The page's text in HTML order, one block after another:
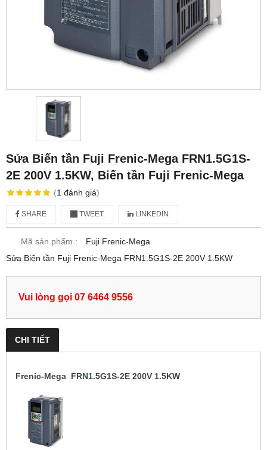
Sửa Biến tần Fuji Frenic-Mega FRN1.5G1S-
2E 200V 1.5KW, Biến tần Fuji Frenic-Mega
(1 đánh giá)
SHARE TWEET LINKEDIN
Mã sản phẩm :
Fuji Frenic-Mega
Sửa Biến tần Fuji Frenic-Mega FRN1.5G1S-2E 200V 1.5KW
Vui lòng gọi 07 6464 9556
CHI TIẾT
Frenic-Mega FRN1.5G1S-2E 200V 1.5KW